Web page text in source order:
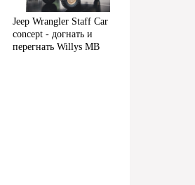
Jeep Wrangler Staff Car
concept - догнать и
перегнать Willys MB